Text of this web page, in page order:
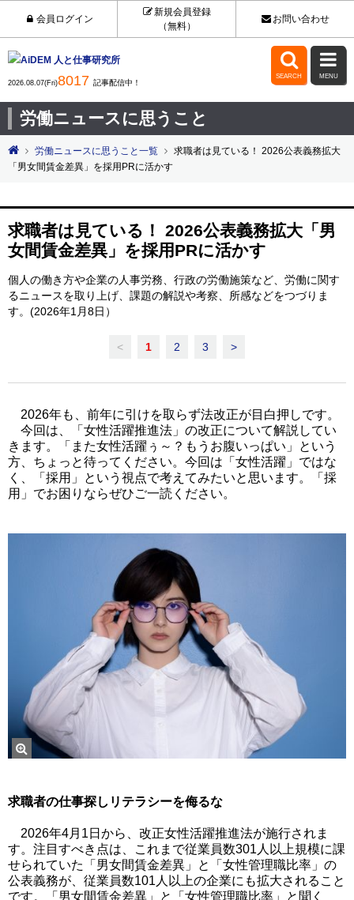
会員ログイン
新規会員登録
（無料）
お問い合わせ
2026.08.07(Fri)8017 記事配信中！

SEARCH

MENU
労働ニュースに思うこと
労働ニュースに思うこと一覧
求職者は見ている！ 2026公表義務拡大
「男女間賃金差異」を採用PRに活かす
求職者は見ている！ 2026公表義務拡大「男
女間賃金差異」を採用PRに活かす
個人の働き方や企業の人事労務、行政の労働施策など、労働に関す
るニュースを取り上げ、課題の解説や考察、所感などをつづりま
す。(2026年1月8日）
< 1 2 3 >
2026年も、前年に引けを取らず法改正が目白押しです。
今回は、「女性活躍推進法」の改正について解説してい
きます。「また女性活躍ぅ～？もうお腹いっぱい」という
方、ちょっと待ってください。今回は「女性活躍」ではな
く、「採用」という視点で考えてみたいと思います。「採
用」でお困りならぜひご一読ください。
求職者の仕事探しリテラシーを侮るな
2026年4月1日から、改正女性活躍推進法が施行されま
す。注目すべき点は、これまで従業員数301人以上規模に課
せられていた「男女間賃金差異」と「女性管理職比率」の
公表義務が、従業員数101人以上の企業にも拡大されること
です。「男女間賃金差異」と「女性管理職比率」と聞く